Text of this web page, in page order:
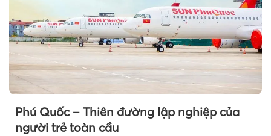
Phú Quốc – Thiên đường lập nghiệp của
người trẻ toàn cầu